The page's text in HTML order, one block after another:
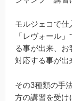
モルジェコで仕
「レヴォール
る事が出来、お
対応する事が出
その3種類の手
方の講習を受け